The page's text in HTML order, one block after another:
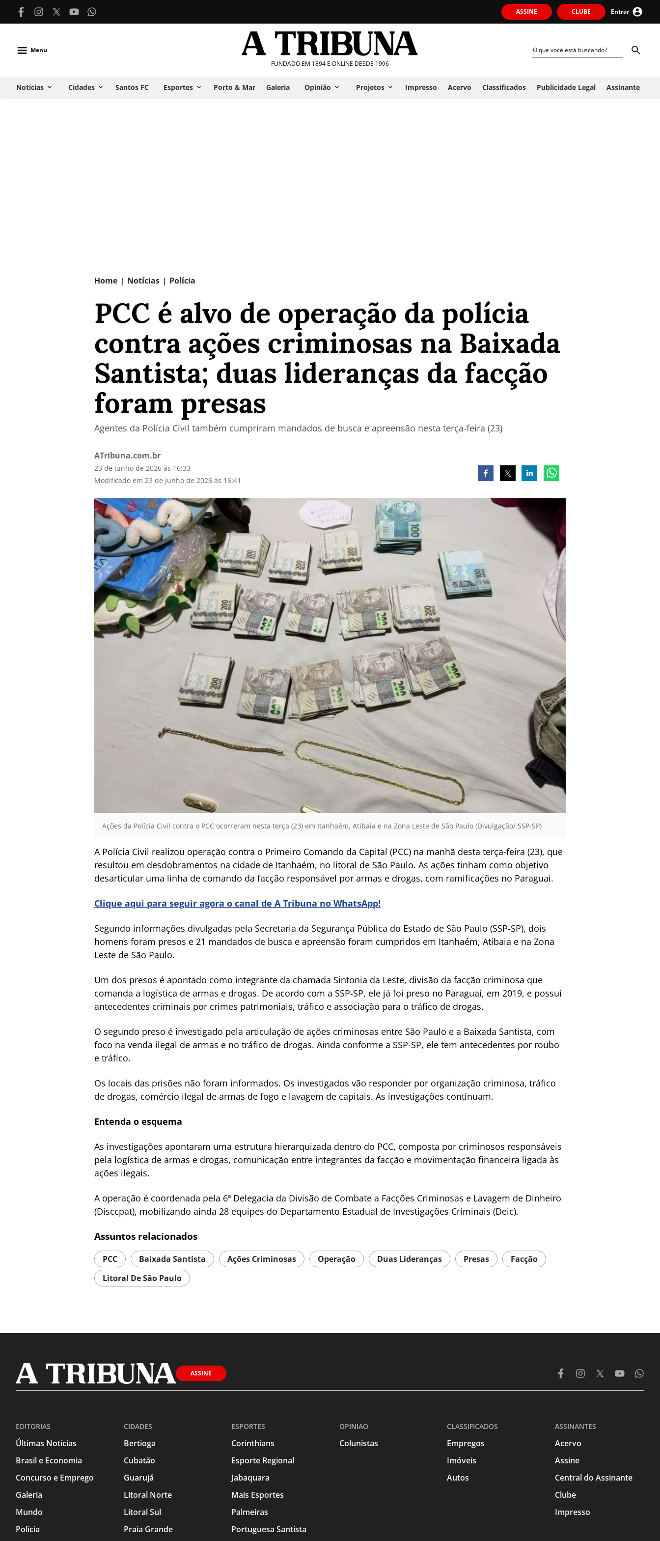
ASSINE CLUBE Entrar
Menu
FUNDADO EM 1894 E ONLINE DESDE 1996
Notícias Cidades Santos FC Esportes Porto & Mar Galeria Opinião Projetos Impresso Acervo Classificados Publicidade Legal Assinante
Home | Notícias | Polícia
PCC é alvo de operação da polícia
contra ações criminosas na Baixada
Santista; duas lideranças da facção
foram presas
Agentes da Polícia Civil também cumpriram mandados de busca e apreensão nesta terça-feira (23)
ATribuna.com.br
23 de junho de 2026 às 16:33
Modificado em 23 de junho de 2026 às 16:41
Ações da Polícia Civil contra o PCC ocorreram nesta terça (23) em Itanhaém, Atibaia e na Zona Leste de São Paulo (Divulgação/ SSP-SP)
A Polícia Civil realizou operação contra o Primeiro Comando da Capital (PCC) na manhã desta terça-feira (23), que
resultou em desdobramentos na cidade de Itanhaém, no litoral de São Paulo. As ações tinham como objetivo
desarticular uma linha de comando da facção responsável por armas e drogas, com ramificações no Paraguai.
Clique aqui para seguir agora o canal de A Tribuna no WhatsApp!
Segundo informações divulgadas pela Secretaria da Segurança Pública do Estado de São Paulo (SSP-SP), dois
homens foram presos e 21 mandados de busca e apreensão foram cumpridos em Itanhaém, Atibaia e na Zona
Leste de São Paulo.
Um dos presos é apontado como integrante da chamada Sintonia da Leste, divisão da facção criminosa que
comanda a logística de armas e drogas. De acordo com a SSP-SP, ele já foi preso no Paraguai, em 2019, e possui
antecedentes criminais por crimes patrimoniais, tráfico e associação para o tráfico de drogas.
O segundo preso é investigado pela articulação de ações criminosas entre São Paulo e a Baixada Santista, com
foco na venda ilegal de armas e no tráfico de drogas. Ainda conforme a SSP-SP, ele tem antecedentes por roubo
e tráfico.
Os locais das prisões não foram informados. Os investigados vão responder por organização criminosa, tráfico
de drogas, comércio ilegal de armas de fogo e lavagem de capitais. As investigações continuam.
Entenda o esquema
As investigações apontaram uma estrutura hierarquizada dentro do PCC, composta por criminosos responsáveis
pela logística de armas e drogas, comunicação entre integrantes da facção e movimentação financeira ligada às
ações ilegais.
A operação é coordenada pela 6ª Delegacia da Divisão de Combate a Facções Criminosas e Lavagem de Dinheiro
(Disccpat), mobilizando ainda 28 equipes do Departamento Estadual de Investigações Criminais (Deic).
Assuntos relacionados
PCC Baixada Santista Ações Criminosas Operação Duas Lideranças Presas
Facção
Litoral De São Paulo
ASSINE
EDITORIAS
Últimas Notícias
Brasil e Economia
Concurso e Emprego
Galeria
Mundo
Polícia
CIDADES
Bertioga
Cubatão
Guarujá
Litoral Norte
Litoral Sul
Praia Grande
ESPORTES
Corinthians
Esporte Regional
Jabaquara
Mais Esportes
Palmeiras
Portuguesa Santista
OPINIAO
Colunistas
CLASSIFICADOS
Empregos
Imóveis
Autos
ASSINANTES
Acervo
Assine
Central do Assinante
Clube
Impresso